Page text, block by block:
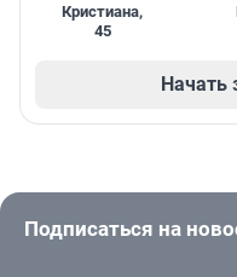
Кристиана,
45
Начать
Подписаться на